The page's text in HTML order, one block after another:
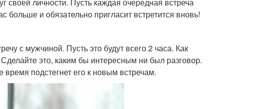
больше и обязательно пригласит встретится вновь!
с мужчиной. Пусть это будут всего 2 часа. Как
это, каким бы интересным ни был разговор.
подстегнет его к новым встречам.